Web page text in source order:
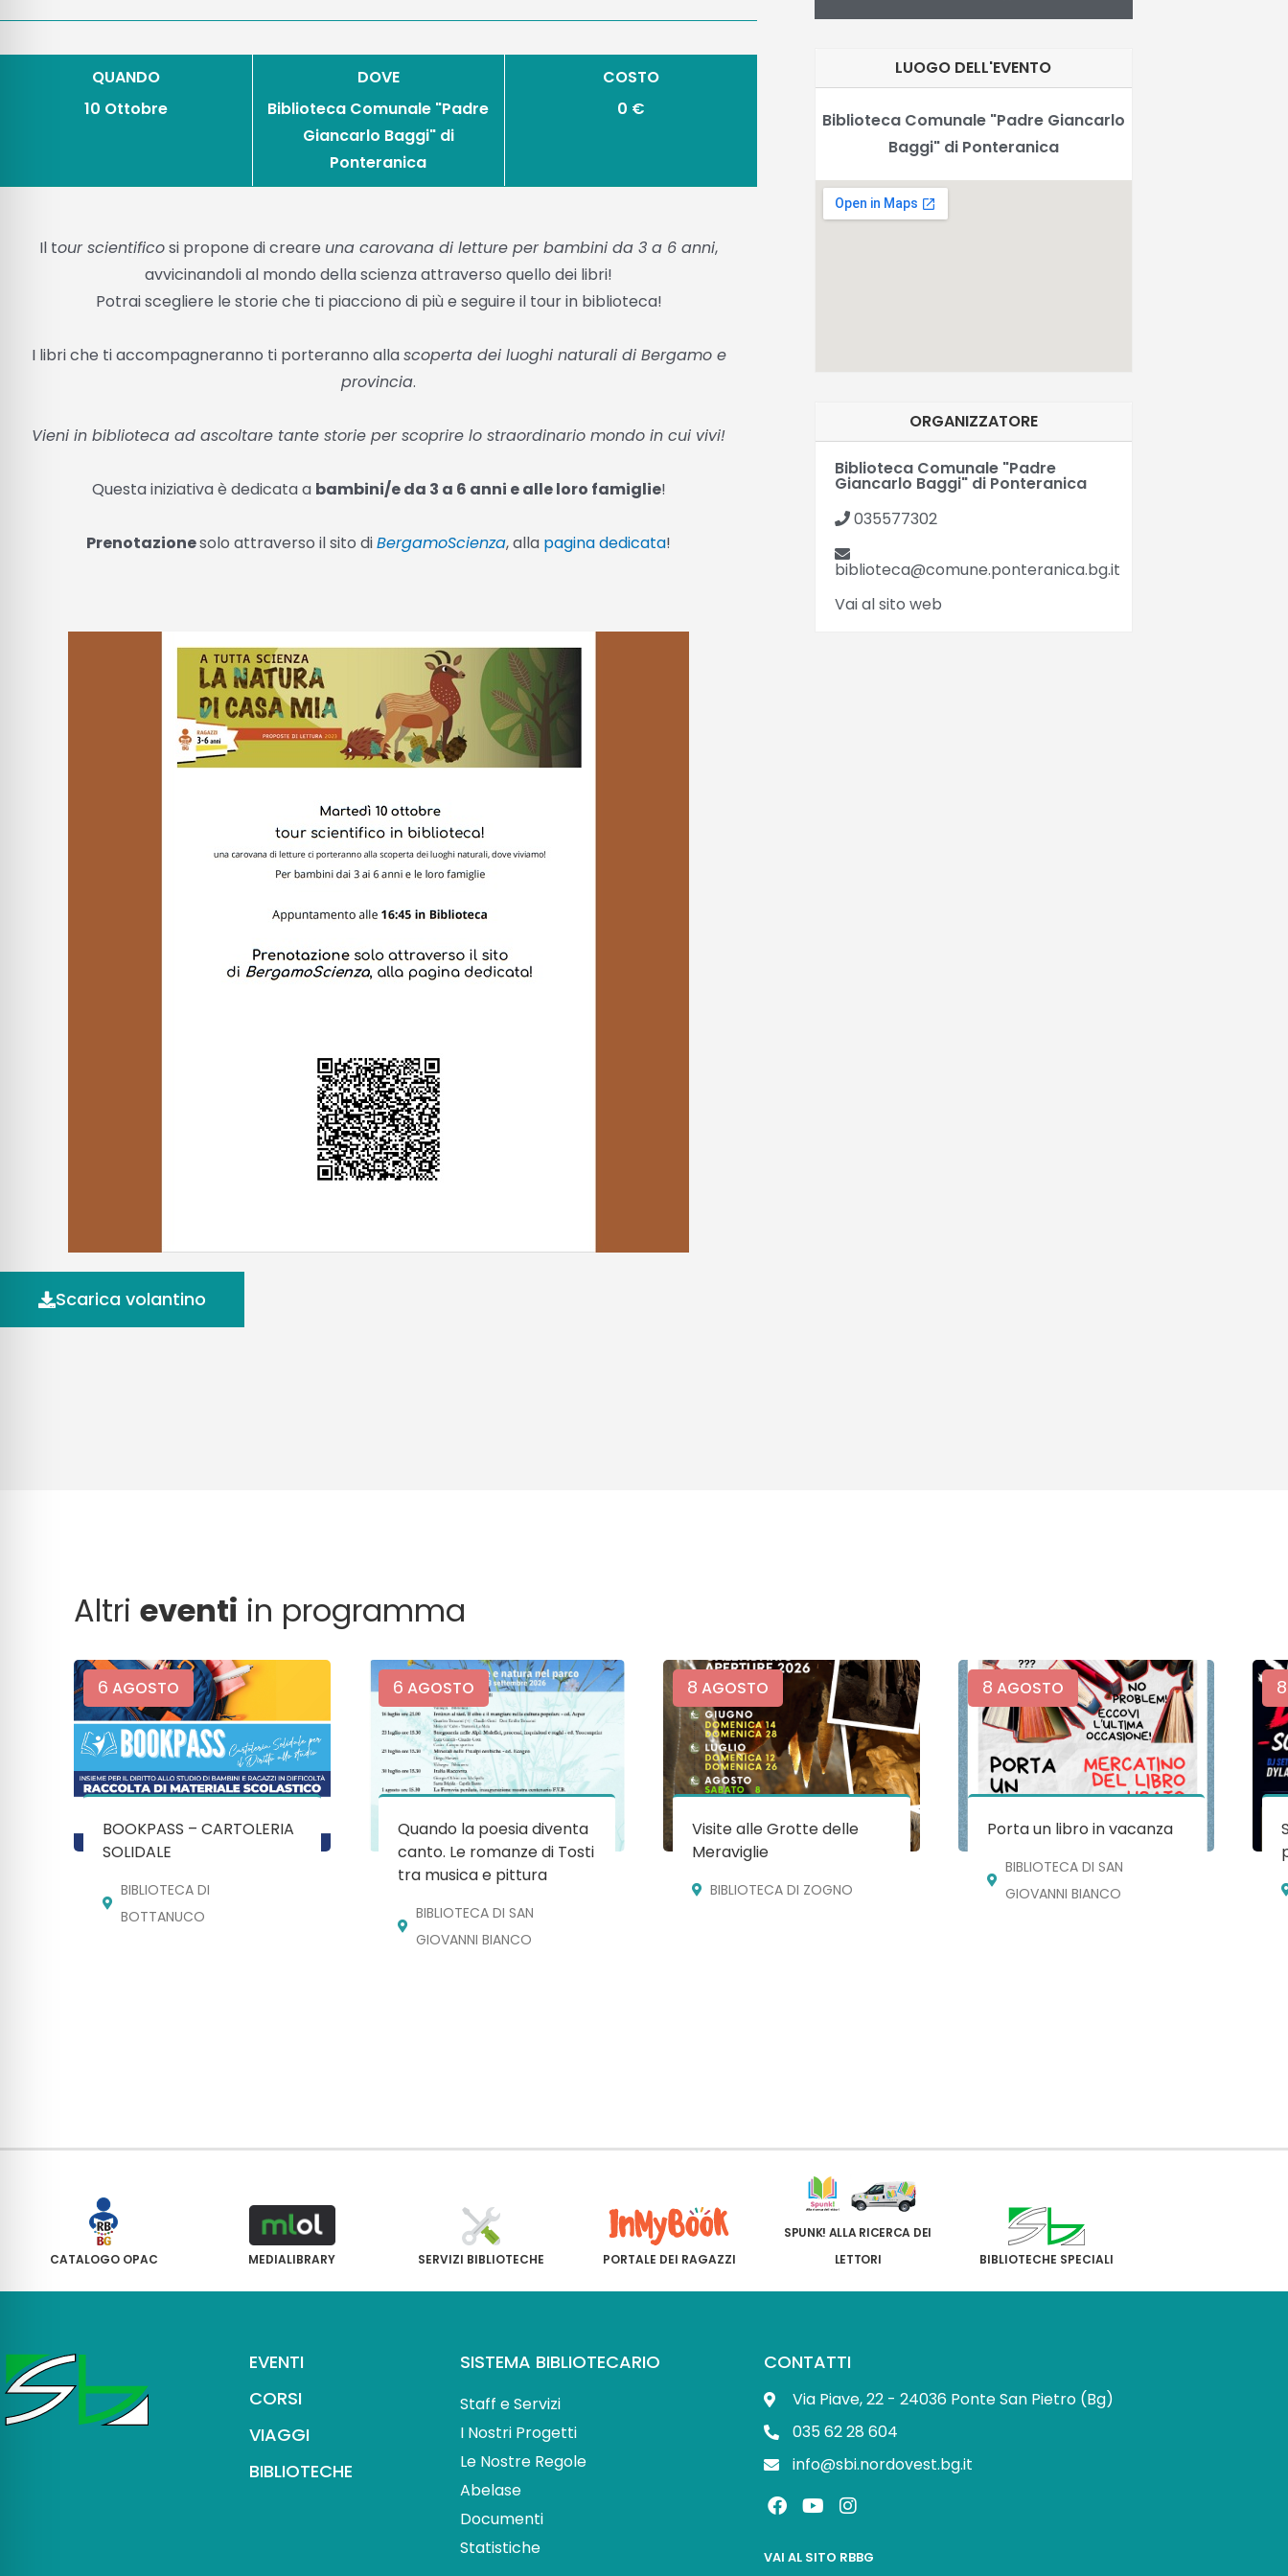
QUANDO
10 Ottobre
DOVE
Biblioteca Comunale "Padre
Giancarlo Baggi" di
Ponteranica
COSTO
0 €
Il tour scientificosi propone di creare una carovana di letture per bambini da 3 a 6 anni,
avvicinandoli al mondo della scienza attraverso quello dei libri!
Potrai scegliere le storie che ti piacciono di più e seguire il tour in biblioteca!
I libri che ti accompagneranno ti porteranno allascoperta dei luoghi naturali di Bergamo e
provincia.
Vieni in biblioteca ad ascoltare tante storie per scoprire lo straordinario mondo in cui vivi!
Questa iniziativa è dedicata a bambini/e da 3 a 6 anni e alle loro famiglie!
Prenotazionesolo attraverso il sito diBergamoScienza, alla pagina dedicata!
Scarica volantino
LUOGO DELL'EVENTO
Biblioteca Comunale "Padre Giancarlo
Baggi" di Ponteranica
ORGANIZZATORE
Biblioteca Comunale "Padre
Giancarlo Baggi" di Ponteranica
035577302
biblioteca@comune.ponteranica.bg.it
Vai al sito web
Altrieventi in programma
6 AGOSTO
BOOKPASS – CARTOLERIA
SOLIDALE
BIBLIOTECA DI
BOTTANUCO
6 AGOSTO
Quando la poesia diventa
canto. Le romanze di Tosti
tra musica e pittura
BIBLIOTECA DI SAN
GIOVANNI BIANCO
8 AGOSTO
Visite alle Grotte delle
Meraviglie
BIBLIOTECA DI ZOGNO
8 AGOSTO
Porta un libro in vacanza
BIBLIOTECA DI SAN
GIOVANNI BIANCO
8
CATALOGO OPAC MEDIALIBRARY SERVIZI BIBLIOTECHE PORTALE DEI RAGAZZI
SPUNK! ALLA RICERCA DEI
LETTORI
BIBLIOTECHE SPECIALI
EVENTI
CORSI
VIAGGI
BIBLIOTECHE
SISTEMA BIBLIOTECARIO
Staff e Servizi
I Nostri Progetti
Le Nostre Regole
Abelase
Documenti
Statistiche
CONTATTI
Via Piave, 22 - 24036 Ponte San Pietro (Bg)
035 62 28 604
info@sbi.nordovest.bg.it
F
a
e
Y
o
t
I
n
t
VAI AL SITO RBBG